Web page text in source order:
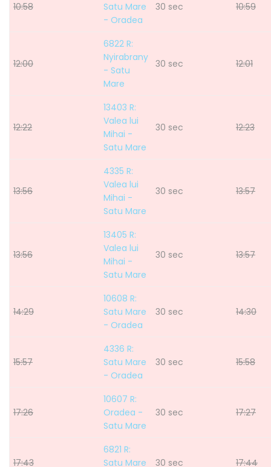
10:58
Satu Mare
- Oradea
30 sec 10:59
12:00
6822 R:
Nyirabrany
- Satu
Mare
30 sec 12:01
12:22
13403 R:
Valea lui
Mihai -
Satu Mare
30 sec 12:23
13:56
4335 R:
Valea lui
Mihai -
Satu Mare
30 sec 13:57
13:56
13405 R:
Valea lui
Mihai -
Satu Mare
30 sec 13:57
14:29
10608 R:
Satu Mare
- Oradea
30 sec 14:30
15:57
4336 R:
Satu Mare
- Oradea
30 sec 15:58
17:26
10607 R:
Oradea -
Satu Mare
30 sec 17:27
17:43
6821 R:
Satu Mare
30 sec 17:44